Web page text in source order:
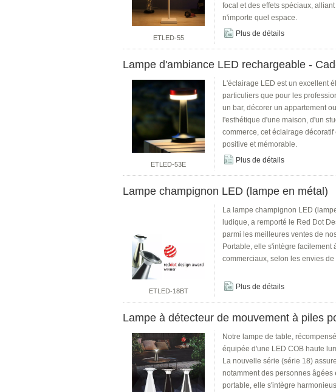
ETLED-55
focal et des effets spéciaux,
n'importe quel espace.
Plus de détails
Lampe d'ambiance LED rechargeable -
ETLED-53E
L'éclairage LED est un excellent
particuliers que pour les
un bar, décorer un appartement
l'esthétique d'une maison, d'un
commerce, cet éclairage
positive et mémorable.
Plus de détails
Lampe champignon LED (lampe en métal)
ETLED-18BT
La lampe champignon LED
ludique, a remporté le Red Dot
parmi les meilleures ventes de
Portable, elle s'intègre facilement
commerciaux, selon les envies de
Plus de détails
Lampe à détecteur de mouvement à piles
Notre lampe de table,
équipée d'une LED COB haute
La nouvelle série (série 18)
notamment des personnes âgées
portable, elle s'intègre